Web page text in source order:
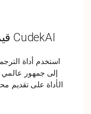
قيمة أداة مترجم اللغة CudekAI
استخدم أداة
إلى جمهور
الأداة على تقديم